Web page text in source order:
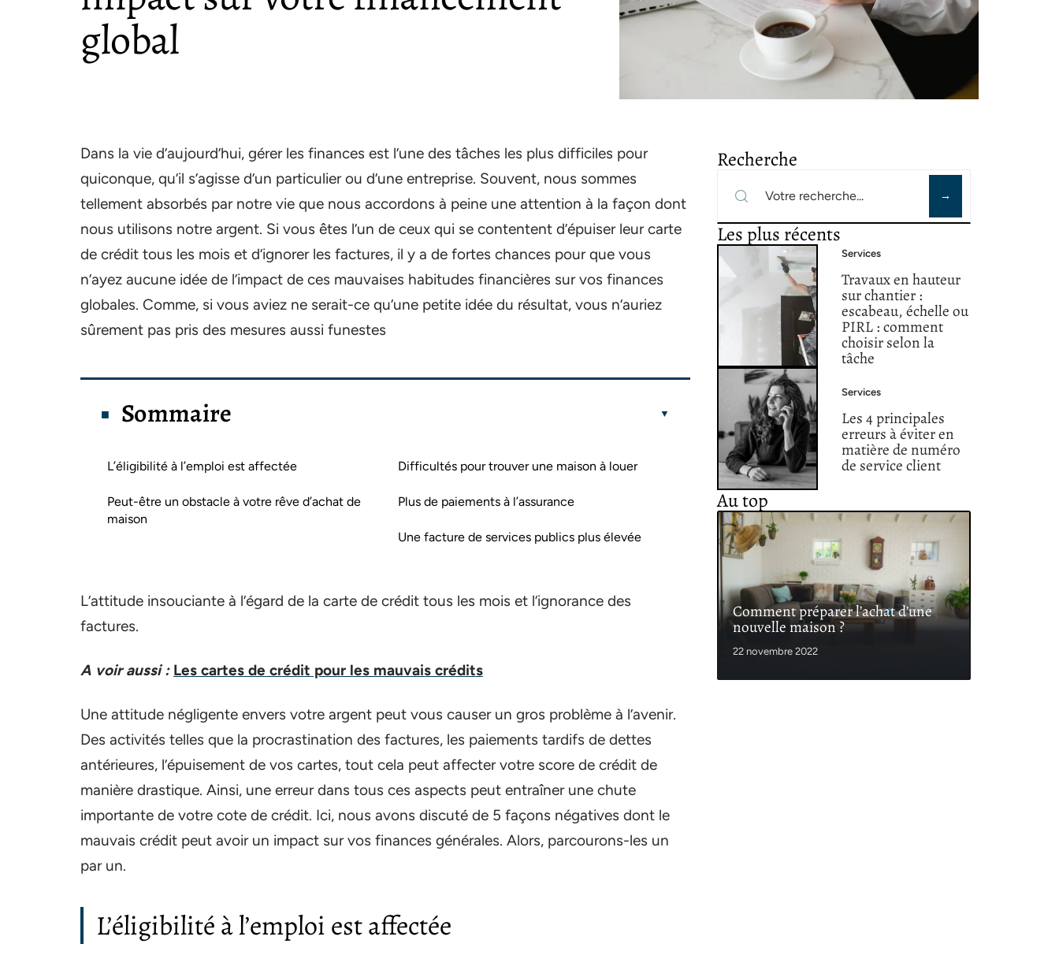
global
Dans la vie d’aujourd’hui, gérer les finances est l’une des tâches les plus difficiles pour
quiconque, qu’il s’agisse d’un particulier ou d’une entreprise. Souvent, nous sommes
tellement absorbés par notre vie que nous accordons à peine une attention à la façon dont
nous utilisons notre argent. Si vous êtes l’un de ceux qui se contentent d’épuiser leur carte
de crédit tous les mois et d’ignorer les factures, il y a de fortes chances pour que vous
n’ayez aucune idée de l’impact de ces mauvaises habitudes financières sur vos finances
globales. Comme, si vous aviez ne serait-ce qu’une petite idée du résultat, vous n’auriez
sûrement pas pris des mesures aussi funestes
Sommaire
L’éligibilité à l’emploi est affectée
Peut-être un obstacle à votre rêve d’achat de
maison
Difficultés pour trouver une maison à louer
Plus de paiements à l’assurance
Une facture de services publics plus élevée
L’attitude insouciante à l’égard de la carte de crédit tous les mois et l’ignorance des
factures.
A voir aussi : Les cartes de crédit pour les mauvais crédits
Une attitude négligente envers votre argent peut vous causer un gros problème à l’avenir.
Des activités telles que la procrastination des factures, les paiements tardifs de dettes
antérieures, l’épuisement de vos cartes, tout cela peut affecter votre score de crédit de
manière drastique. Ainsi, une erreur dans tous ces aspects peut entraîner une chute
importante de votre cote de crédit. Ici, nous avons discuté de 5 façons négatives dont le
mauvais crédit peut avoir un impact sur vos finances générales. Alors, parcourons-les un
par un.
L’éligibilité à l’emploi est affectée
Recherche
Les plus récents
Services
Travaux en hauteur
sur chantier :
escabeau, échelle ou
PIRL : comment
choisir selon la
tâche
Services
Les 4 principales
erreurs à éviter en
matière de numéro
de service client
Au top
Comment préparer l’achat d’une
nouvelle maison ?
22 novembre 2022